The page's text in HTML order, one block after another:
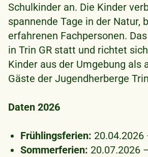
Schulkinder an. Die Kinder
spannende Tage in der Natur,
erfahrenen Fachpersonen.
in Trin GR statt und richtet
Kinder aus der Umgebung als
Gäste der Jugendherberge
Daten 2026
Frühlingsferien: 20.04.2026
Sommerferien: 20.07.2026